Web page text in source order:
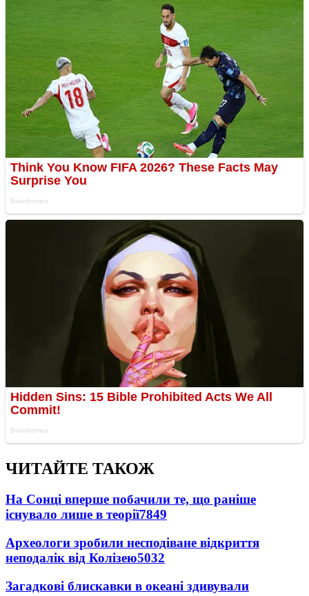
ЧИТАЙТЕ ТАКОЖ
На Сонці вперше побачили те, що раніше
існувало лише в теорії7849
Археологи зробили несподіване відкриття
неподалік від Колізею5032
Загадкові блискавки в океані здивували